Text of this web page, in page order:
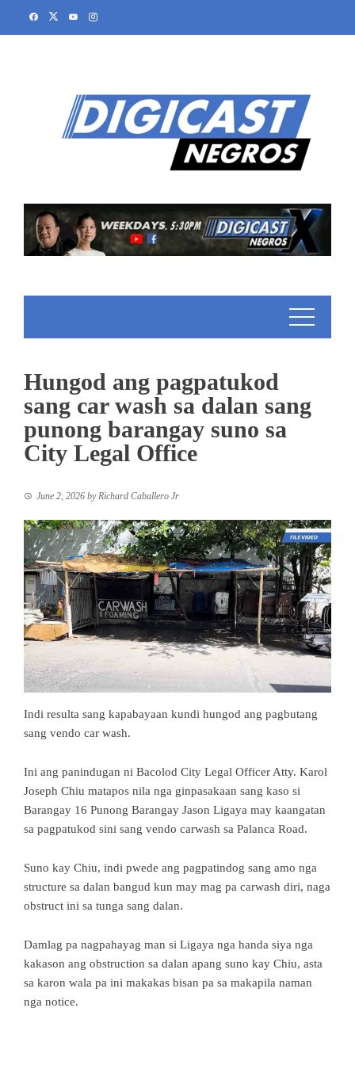
Hungod ang pagpatukod
sang car wash sa dalan sang
punong barangay suno sa
City Legal Office
June 2, 2026 by Richard Caballero Jr
Indi resulta sang kapabayaan kundi hungod ang pagbutang
sang vendo car wash.
Ini ang panindugan ni Bacolod City Legal Officer Atty. Karol
Joseph Chiu matapos nila nga ginpasakaan sang kaso si
Barangay 16 Punong Barangay Jason Ligaya may kaangatan
sa pagpatukod sini sang vendo carwash sa Palanca Road.
Suno kay Chiu, indi pwede ang pagpatindog sang amo nga
structure sa dalan bangud kun may mag pa carwash diri, naga
obstruct ini sa tunga sang dalan.
Damlag pa nagpahayag man si Ligaya nga handa siya nga
kakason ang obstruction sa dalan apang suno kay Chiu, asta
sa karon wala pa ini makakas bisan pa sa makapila naman
nga notice.